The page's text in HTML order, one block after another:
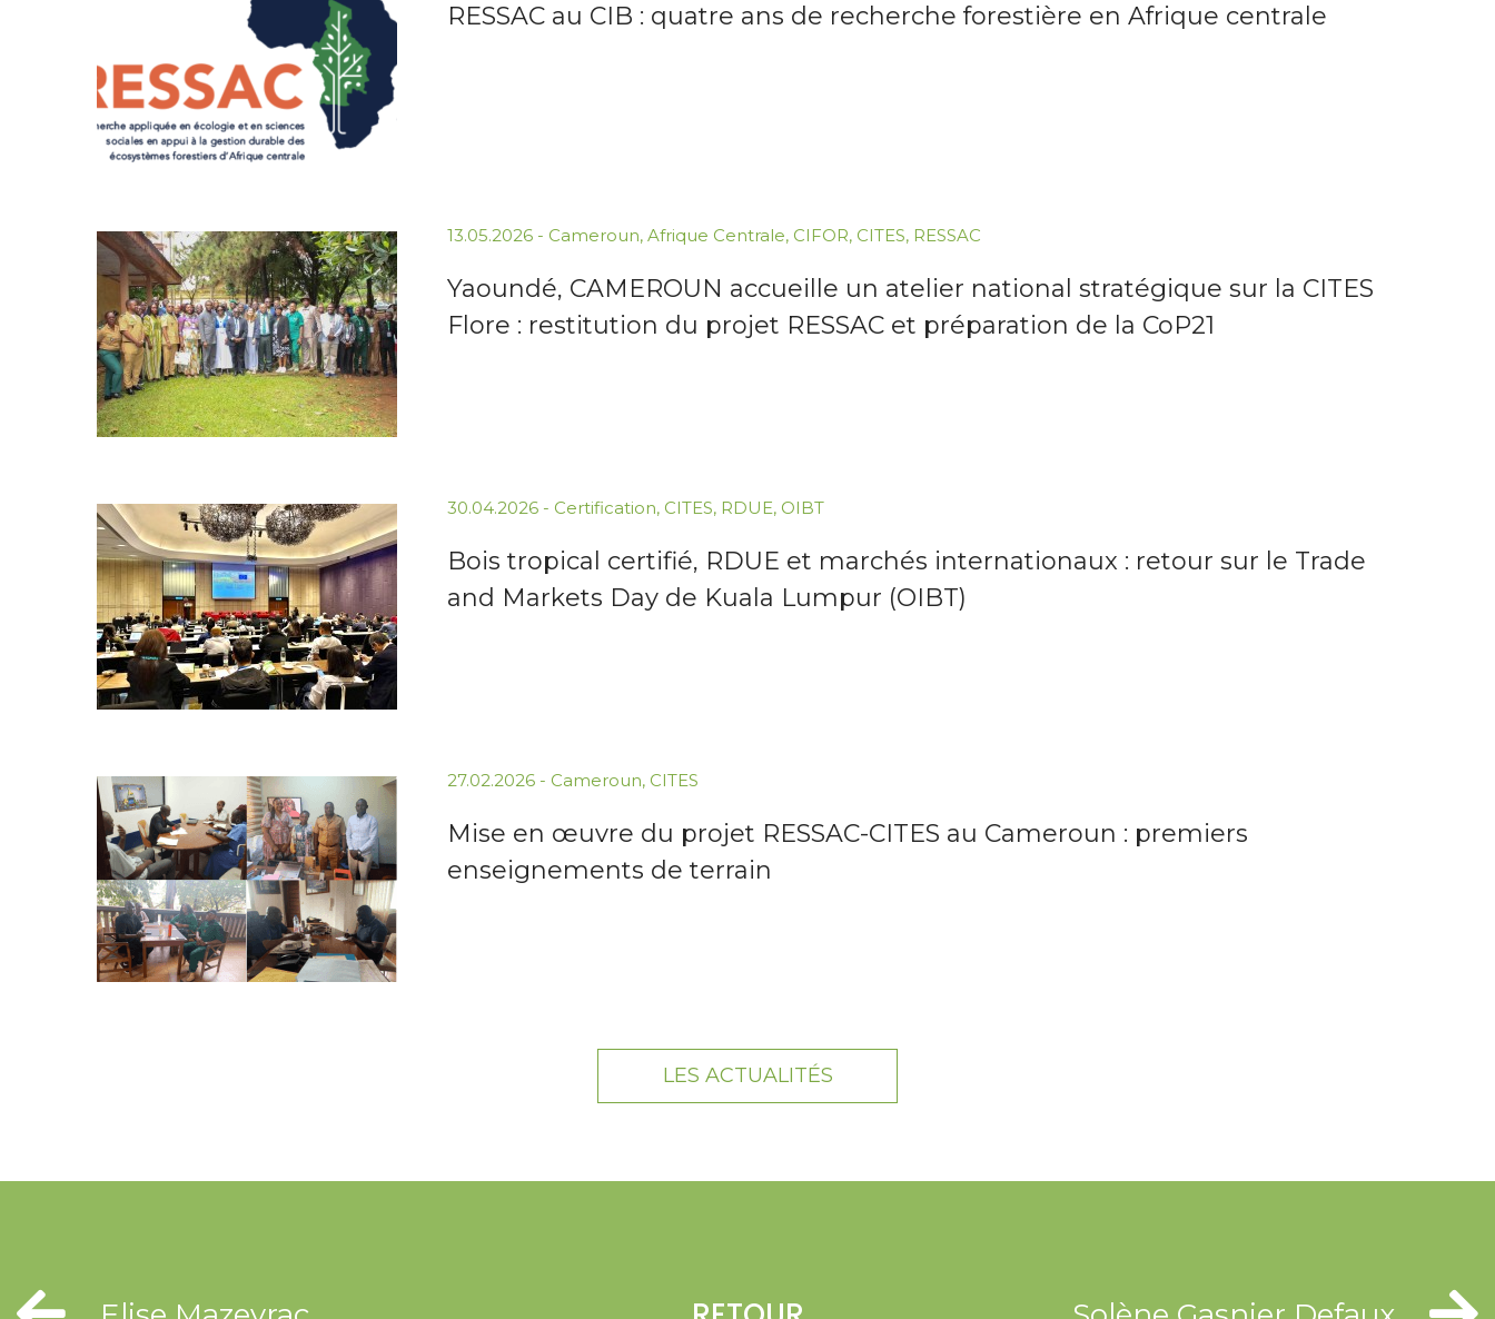
RESSAC au CIB : quatre ans de recherche forestière en Afrique centrale
13.05.2026 - Cameroun, Afrique Centrale, CIFOR, CITES, RESSAC
Yaoundé, CAMEROUN accueille un atelier national stratégique sur la CITES
Flore : restitution du projet RESSAC et préparation de la CoP21
30.04.2026 - Certification, CITES, RDUE, OIBT
Bois tropical certifié, RDUE et marchés internationaux : retour sur le Trade
and Markets Day de Kuala Lumpur (OIBT)
27.02.2026 - Cameroun, CITES
Mise en œuvre du projet RESSAC-CITES au Cameroun : premiers
enseignements de terrain
LES ACTUALITÉS